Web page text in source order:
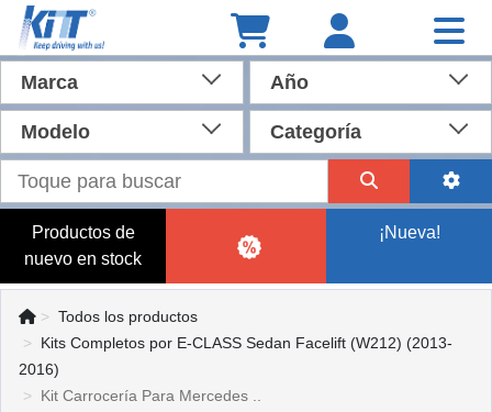
Marca Año
Modelo Categoría
Productos de
nuevo en stock
¡Nueva!
Todos los productos
Kits Completos por E-CLASS Sedan Facelift (W212) (2013-
2016)
Kit Carrocería Para Mercedes ..